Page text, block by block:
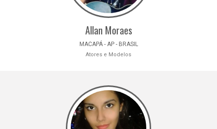
Allan Moraes
MACAPÁ - AP - BRASIL
Atores e Modelos